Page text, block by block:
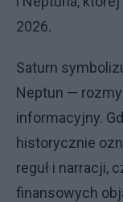
2026.
Saturn
Neptun —
informacyjny.
historycznie
reguł i narracji,
finansowych